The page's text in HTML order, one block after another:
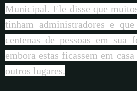
Municipal. Ele disse que
tinham administradores e
centenas de pessoas em sua
embora estas ficassem em
outros lugares.